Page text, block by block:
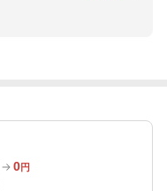
0円